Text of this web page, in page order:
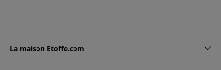
La maison Etoffe.com